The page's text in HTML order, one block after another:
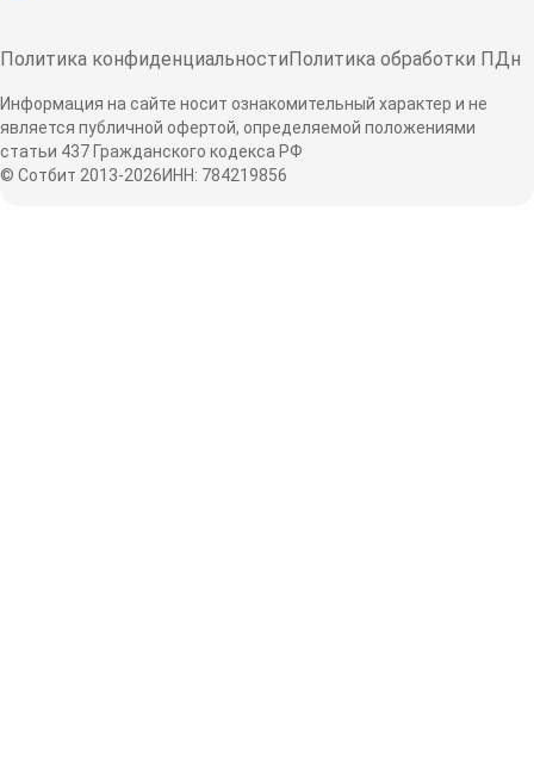
Политика конфиденциальностиПолитика обработки ПДн
Информация на сайте носит ознакомительный характер и не
является публичной офертой, определяемой положениями
статьи 437 Гражданского кодекса РФ
© Сотбит 2013-2026ИНН: 784219856